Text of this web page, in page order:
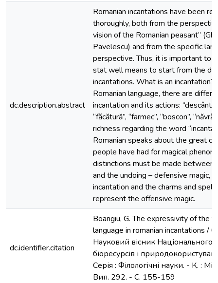
dc.description.abstract
Romanian incantations have been
thoroughly, both from the
vision of the Romanian peasant”
Pavelescu) and from the specific
perspective. Thus, it is important to
stat well means to start from the
incantations. What is an incantation?
Romanian language, there are
incantation and its actions:
“făcătură”, “farmec”, “boscon”,
richness regarding the word
Romanian speaks about the great
people have had for magical
distinctions must be made between
and the undoing – defensive magic,
incantation and the charms and
represent the offensive magic.
dc.identifier.citation
Boangiu, G. The expressivity of the
language in romanian incantations /
Науковий вісник Національного
біоресурсів і
Серія : Філологічні науки. - К. :
Вип. 292. - С. 155-159